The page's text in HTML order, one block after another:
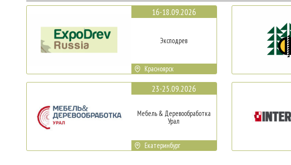
16-18.09.2026
Эксподрев
Красноярск
23-25.09.2026
Мебель & Деревообработка
Урал
Екатеринбург